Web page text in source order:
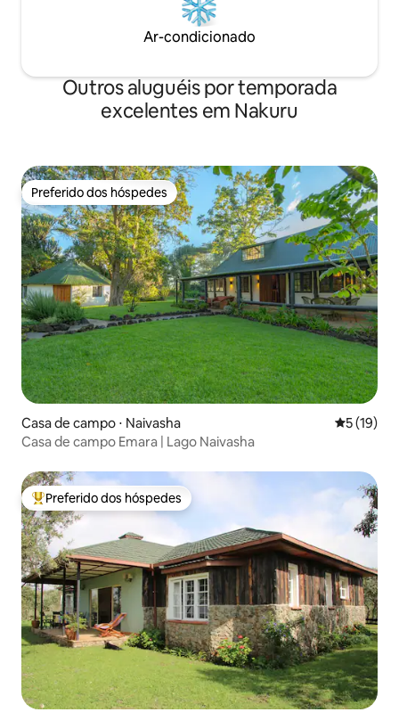
Ar-condicionado
Outros aluguéis por temporada
excelentes em Nakuru
Preferido dos hóspedes
Preferido dos hóspedes
Casa de campo ⋅ Naivasha 5 de uma
5 (19)
Casa de campo Emara | Lago Naivasha
Entre os melhores preferidos dos hóspedes
Preferido dos hóspedes